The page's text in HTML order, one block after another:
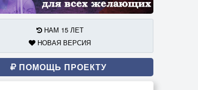
НАМ 15 ЛЕТ
НОВАЯ ВЕРСИЯ
ПОМОЩЬ ПРОЕКТУ